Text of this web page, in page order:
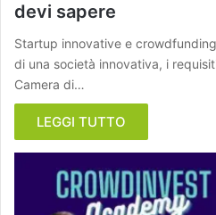
devi sapere
Startup innovative e
di una società innovativa, i
Camera di…
LEGGI TUTTO